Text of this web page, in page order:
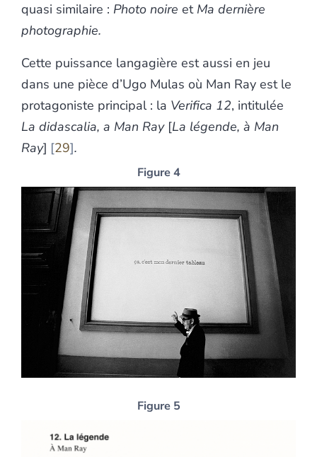
quasi similaire : Photo noire et Ma dernière
photographie.
Cette puissance langagière est aussi en jeu
dans une pièce d’Ugo Mulas où Man Ray est le
protagoniste principal : la Verifica 12, intitulée
La didascalia, a Man Ray [La légende, à Man
Ray] 29 .
Figure 4
Figure 5